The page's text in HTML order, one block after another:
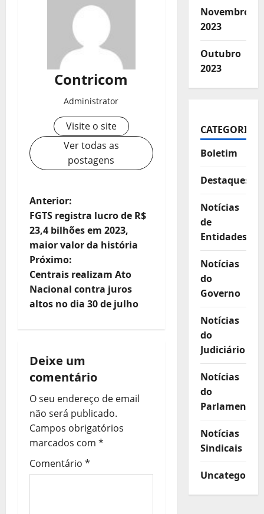
Contricom
Administrator
Visite o site
Ver todas as
postagens
N
a
v
e
g
ç
ã
o
d
e
a
Anterior:
FGTS registra lucro de R$
23,4 bilhões em 2023,
maior valor da história
Próximo:
Centrais realizam Ato
Nacional contra juros
altos no dia 30 de julho
Deixe um
comentário
O seu endereço de email
não será publicado.
Campos obrigatórios
marcados com *
Comentário *
Novembro
2023
Outubro
2023
CATEGORIAS
Boletim
Destaques
Notícias
de
Entidades
Notícias
do
Governo
Notícias
do
Judiciário
Notícias
do
Parlamento
Notícias
Sindicais